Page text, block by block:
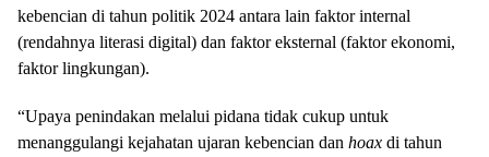
kebencian di tahun politik 2024 antara lain faktor internal
(rendahnya literasi digital) dan faktor eksternal (faktor ekonomi,
faktor lingkungan).
“Upaya penindakan melalui pidana tidak cukup untuk
menanggulangi kejahatan ujaran kebencian dan hoax di tahun